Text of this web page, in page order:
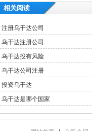
相关阅读
注册乌干达公司
乌干达注册公司
乌干达投有风险
乌干达公司注册
投资乌干达
乌干达是哪个国家